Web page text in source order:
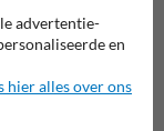
advertentie-
en
hier alles over ons